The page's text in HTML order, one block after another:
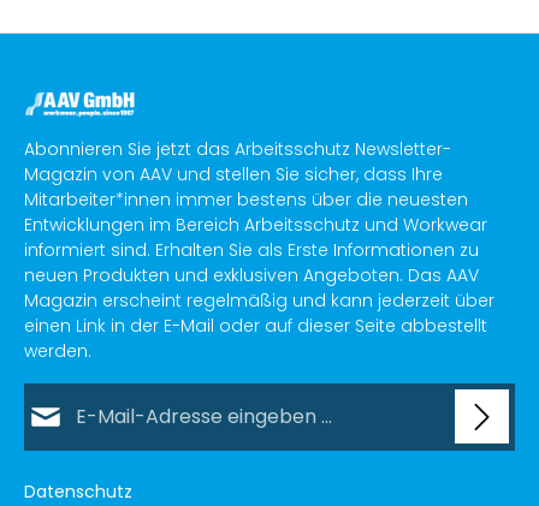
Abonnieren Sie jetzt das Arbeitsschutz Newsletter-
Magazin von AAV und stellen Sie sicher, dass Ihre
Mitarbeiter*innen immer bestens über die neuesten
Entwicklungen im Bereich Arbeitsschutz und Workwear
informiert sind. Erhalten Sie als Erste Informationen zu
neuen Produkten und exklusiven Angeboten. Das AAV
Magazin erscheint regelmäßig und kann jederzeit über
einen Link in der E-Mail oder auf dieser Seite abbestellt
werden.
Datenschutz